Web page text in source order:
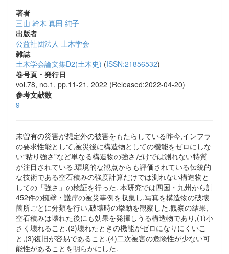
著者
三山 幹木 真田 純子
出版者
公益社団法人 土木学会
雑誌
土木学会論文集D2(土木史) (ISSN:21856532)
巻号頁・発行日
vol.78, no.1, pp.11-21, 2022 (Released:2022-04-20)
参考文献数
9
未曽有の災害が想定外の被害をもたらしている昨今,インフラ
の要求性能として,被災後に構造物としての機能をゼロにしな
い“粘り強さ”など単なる構造物の強さだけでは測れない特質
が注目されている.環境的な観点からも評価されている伝統的
な技術である空石積みの強度計算だけでは測れない構造物と
しての「強さ」の検証を行った. 本研究では四国・九州から計
452件の擁壁・護岸の被災事例を収集し,写真を構造物の破壊
箇所ごとに分類を行い,破壊時の挙動を観察した.観察の結果,
空石積みは壊れた後にも効果を発揮しうる構造物であり,(1)小
さく壊れること,(2)壊れたときの機能がゼロになりにくいこ
と,(3)復旧が容易であること,(4)二次被害の危険性が少ない可
能性があることを明らかにした.